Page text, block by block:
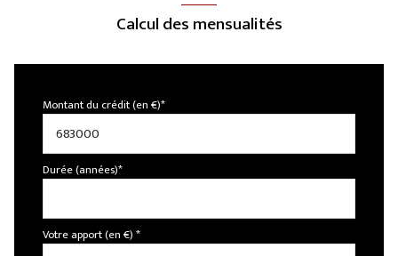
Calcul des mensualités
Montant du crédit (en €)*
Durée (années)*
Votre apport (en €) *